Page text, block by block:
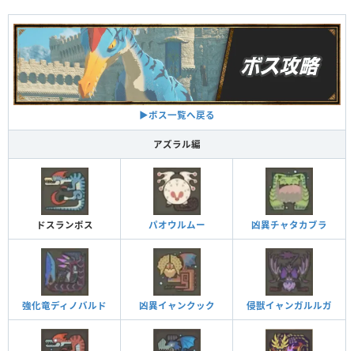
▶︎ボス一覧へ戻る
アズラル編
ドスランポス パオウルムー 凶異チャタカブラ
強化竜ディノバルド 凶異イャンクック 侵獣イャンガルルガ